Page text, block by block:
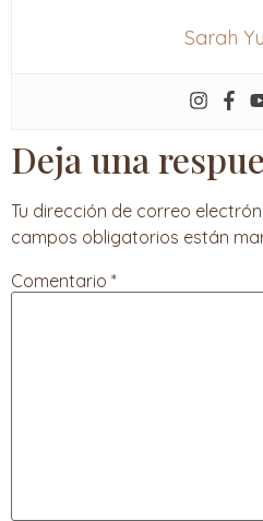
Sarah
Deja una
Tu dirección de correo
campos obligatorios están
Comentario *